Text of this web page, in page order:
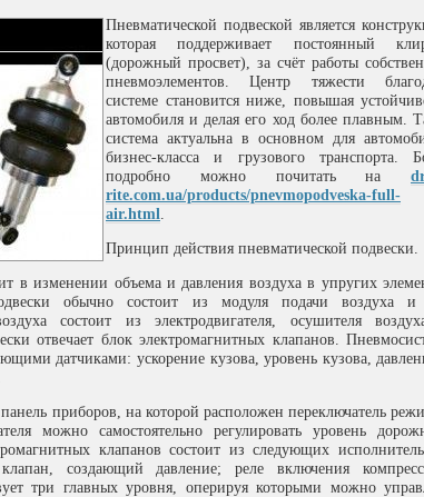
Пневматической подвеской является
которая поддерживает постоянный
(дорожный просвет), за счёт работы
пневмоэлементов. Центр тяжести
системе становится ниже, повышая
автомобиля и делая его ход более плавным.
система актуальна в основном для
бизнес-класса и грузового транспорта.
подробно можно почитать на
rite.com.ua/products/pnevmopodveska-full-
air.html.
Принцип действия пневматической подвески.
в изменении объема и давления воздуха в упругих
обычно состоит из модуля подачи воздуха
состоит из электродвигателя, осушителя
отвечает блок электромагнитных клапанов.
датчиками: ускорение кузова, уровень кузова,
приборов, на которой расположен переключатель
можно самостоятельно регулировать уровень
клапанов состоит из следующих
создающий давление; реле включения
три главных уровня, оперируя которыми можно